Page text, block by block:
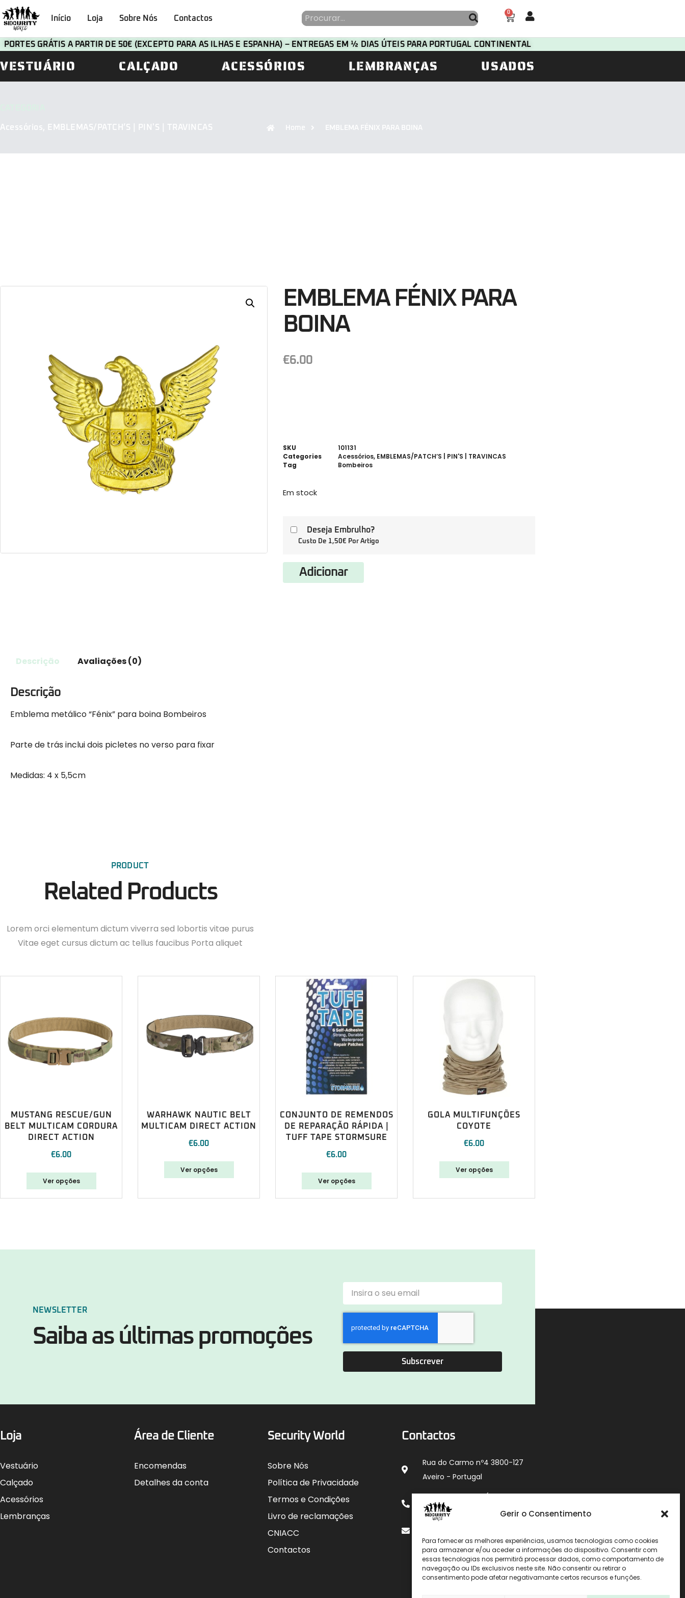
Gerir o Consentimento
Para fornecer as melhores experiências, usamos tecnologias como cookies
para armazenar e/ou aceder a informações do dispositivo. Consentir com
essas tecnologias nos permitirá processar dados, como comportamento de
navegação ou IDs exclusivos neste site. Não consentir ou retirar o
consentimento pode afetar negativamante certos recursos e funções.
Início Loja Sobre Nós Contactos
0
PORTES GRÁTIS A PARTIR DE 50€ (EXCEPTO PARA AS ILHAS E ESPANHA) – ENTREGAS EM ½ DIAS ÚTEIS PARA PORTUGAL CONTINENTAL
VESTUÁRIO CALÇADO ACESSÓRIOS LEMBRANÇAS USADOS
Acessórios, EMBLEMAS/PATCH’S | PIN'S | TRAVINCAS Home EMBLEMA FÉNIX PARA BOINA
EMBLEMA FÉNIX PARA
BOINA
€6.00
SKU
101131
Categories
Acessórios, EMBLEMAS/PATCH’S | PIN'S | TRAVINCAS
Tag
Bombeiros
Em stock
Deseja Embrulho?
Custo De 1,50€ Por Artigo
Adicionar
Descrição Avaliações (0)
Descrição
Emblema metálico “Fénix” para boina Bombeiros
Parte de trás inclui dois picletes no verso para fixar
Medidas: 4 x 5,5cm
PRODUCT
Related Products
Lorem orci elementum dictum viverra sed lobortis vitae purus
Vitae eget cursus dictum ac tellus faucibus Porta aliquet
MUSTANG RESCUE/GUN
BELT MULTICAM CORDURA
DIRECT ACTION
€6.00
Ver opções
WARHAWK NAUTIC BELT
MULTICAM DIRECT ACTION
€6.00
Ver opções
CONJUNTO DE REMENDOS
DE REPARAÇÃO RÁPIDA |
TUFF TAPE STORMSURE
€6.00
Ver opções
GOLA MULTIFUNÇÕES
COYOTE
€6.00
Ver opções
NEWSLETTER
Saiba as últimas promoções
Subscrever
Loja
Vestuário
Calçado
Acessórios
Lembranças
Área de Cliente
Encomendas
Detalhes da conta
Security World
Sobre Nós
Política de Privacidade
Termos e Condições
Livro de reclamações
CNIACC
Contactos
Contactos
Rua do Carmo nº4 3800-127
Aveiro - Portugal
912 009 740 (Chamada
para rede móvel nacional)